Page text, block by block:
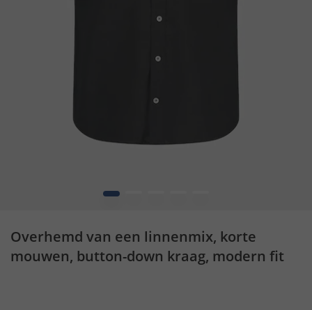
1
Overhemd van een linnenmix, korte
mouwen, button-down kraag, modern fit